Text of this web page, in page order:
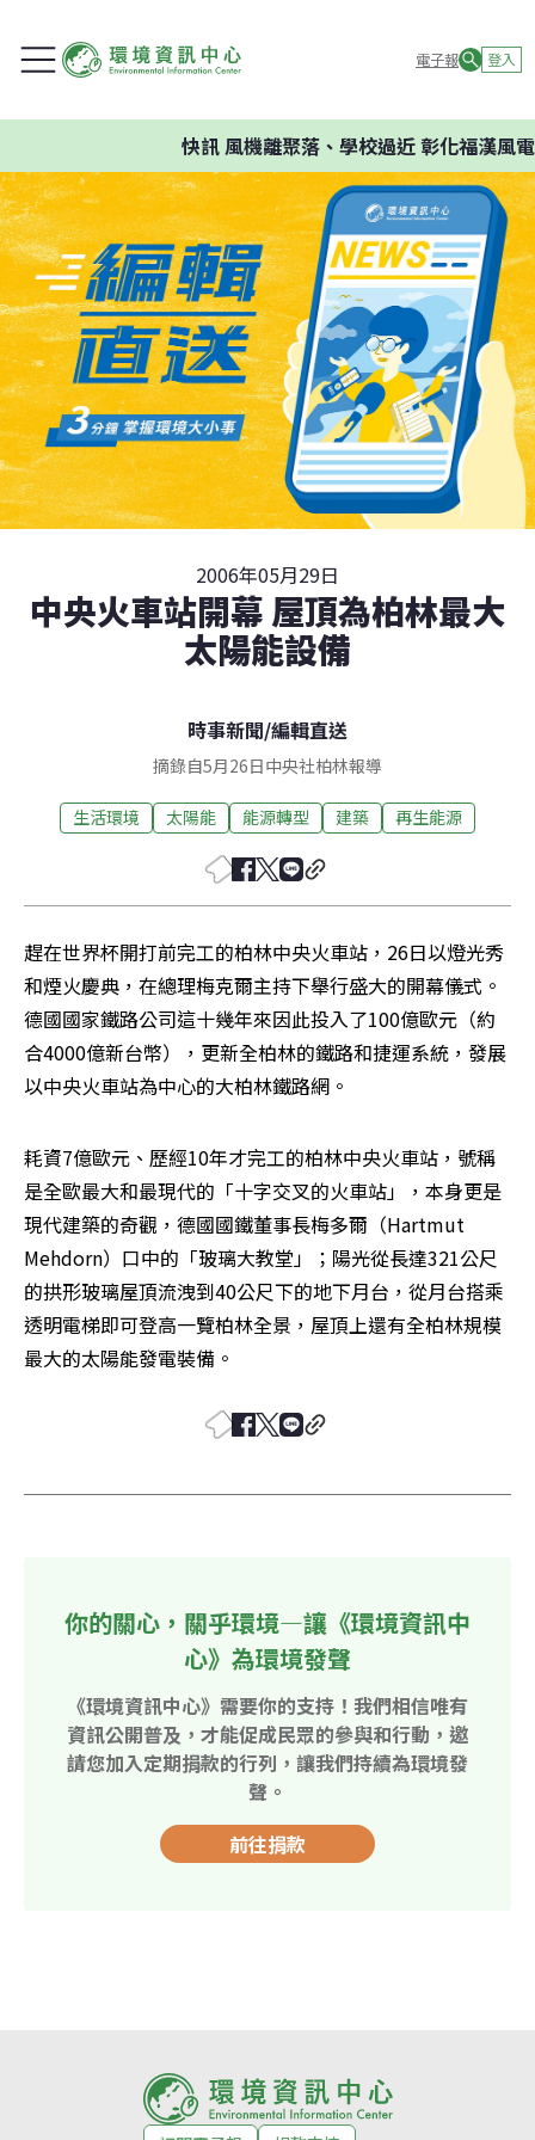
電子報 登入
快訊風機離聚落、學校過近 彰化福漢風電
2006年05月29日
中央火車站開幕 屋頂為柏林最大
太陽能設備
時事新聞/編輯直送
摘錄自5月26日中央社柏林報導
生活環境 太陽能 能源轉型 建築 再生能源
趕在世界杯開打前完工的柏林中央火車站，26日以燈光秀
和煙火慶典，在總理梅克爾主持下舉行盛大的開幕儀式。
德國國家鐵路公司這十幾年來因此投入了100億歐元（約
合4000億新台幣），更新全柏林的鐵路和捷運系統，發展
以中央火車站為中心的大柏林鐵路網。
耗資7億歐元、歷經10年才完工的柏林中央火車站，號稱
是全歐最大和最現代的「十字交叉的火車站」，本身更是
現代建築的奇觀，德國國鐵董事長梅多爾（Hartmut
Mehdorn）口中的「玻璃大教堂」；陽光從長達321公尺
的拱形玻璃屋頂流洩到40公尺下的地下月台，從月台搭乘
透明電梯即可登高一覽柏林全景，屋頂上還有全柏林規模
最大的太陽能發電裝備。
你的關心，關乎環境—讓《環境資訊中
心》為環境發聲
《環境資訊中心》需要你的支持！我們相信唯有
資訊公開普及，才能促成民眾的參與和行動，邀
請您加入定期捐款的行列，讓我們持續為環境發
聲。
前往捐款